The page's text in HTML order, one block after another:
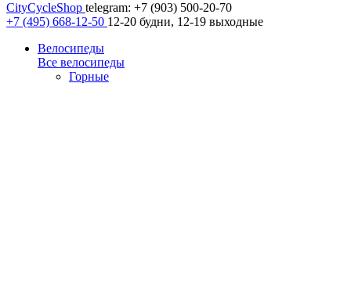
CityCycleShop telegram: +7 (903) 500-20-70
+7 (495) 668-12-50 12-20 будни, 12-19 выходные
Велосипеды
Все велосипеды
Горные